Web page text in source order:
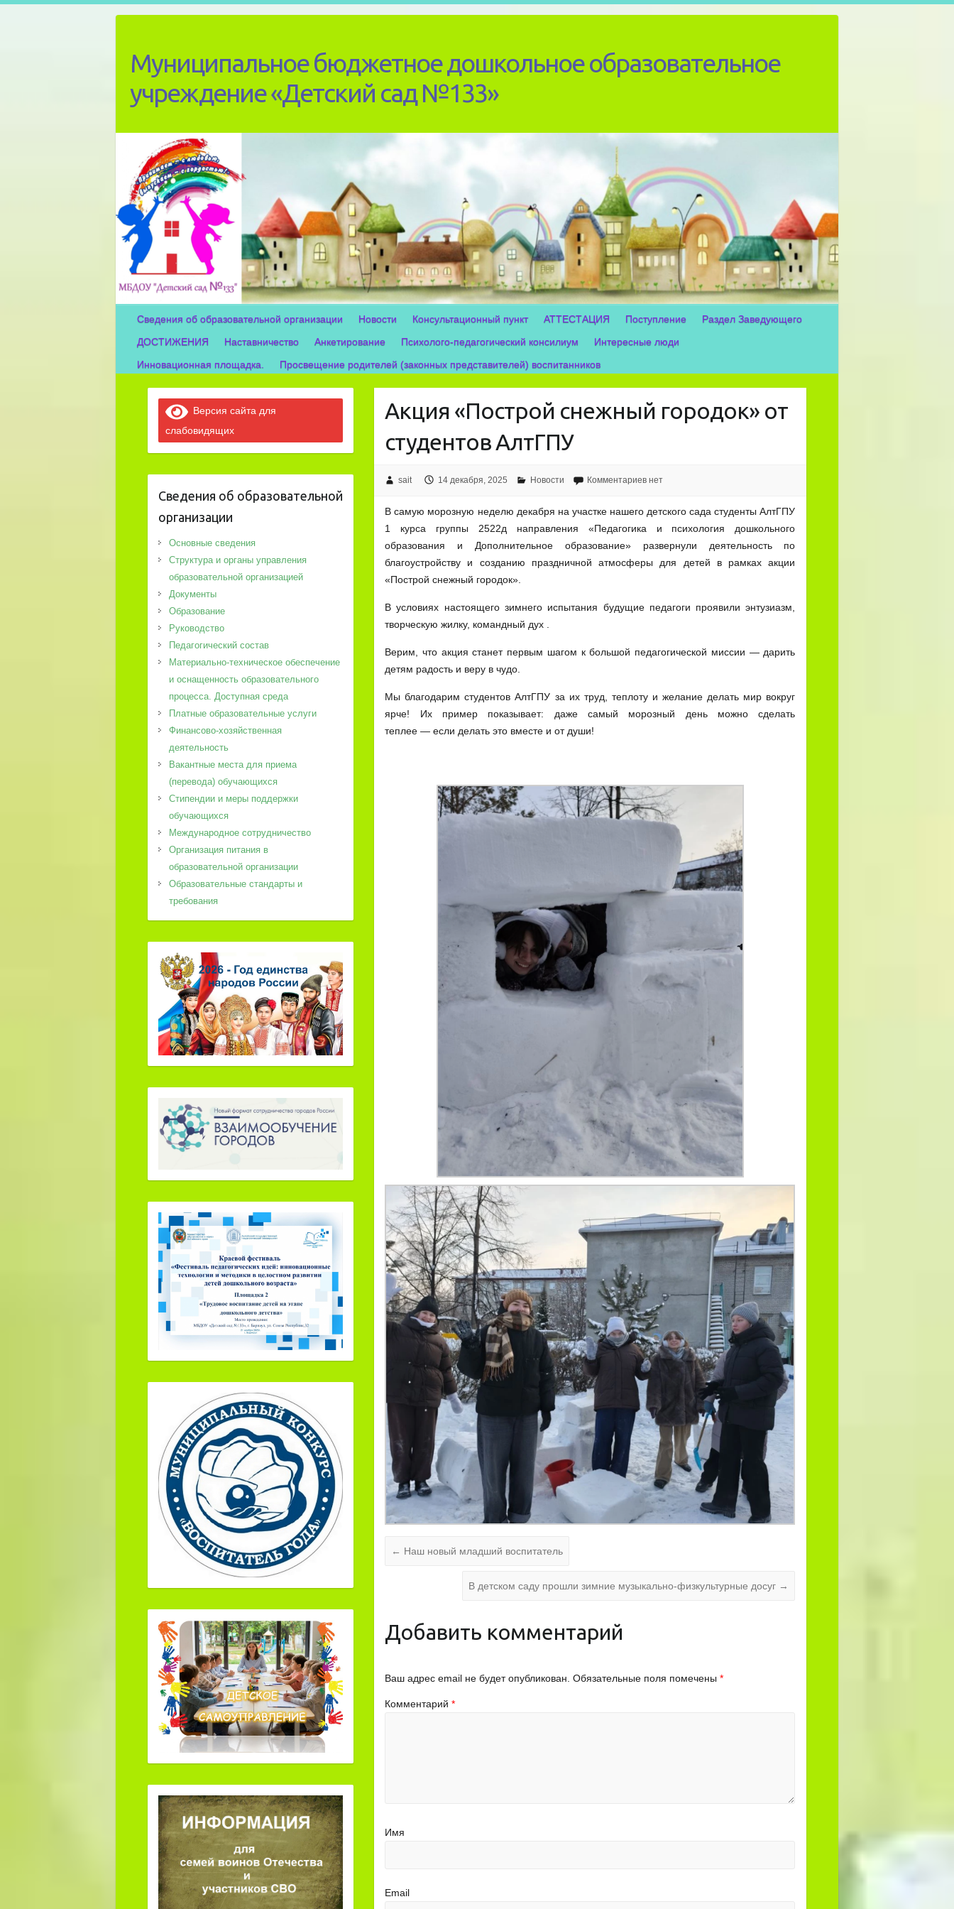
Муниципальное бюджетное дошкольное образовательное
учреждение «Детский сад №133»
Сведения об образовательной организации Новости Консультационный пункт АТТЕСТАЦИЯ Поступление
Раздел Заведующего
ДОСТИЖЕНИЯ
Наставничество Анкетирование Психолого-педагогический консилиум
Интересные люди
Инновационная площадка.
Просвещение родителей (законных представителей) воспитанников
Акция «Построй снежный городок» от
студентов АлтГПУ
sait 14 декабря, 2025 Новости Комментариев нет
В самую морозную неделю декабря на участке нашего детского сада студенты АлтГПУ
1 курса группы 2522д направления «Педагогика и психология дошкольного
образования и Дополнительное образование» развернули деятельность по
благоустройству и созданию праздничной атмосферы для детей в рамках акции
«Построй снежный городок».
В условиях настоящего зимнего испытания будущие педагоги проявили энтузиазм,
творческую жилку, командный дух .
Верим, что акция станет первым шагом к большой педагогической миссии — дарить
детям радость и веру в чудо.
Мы благодарим студентов АлтГПУ за их труд, теплоту и желание делать мир вокруг
ярче! Их пример показывает: даже самый морозный день можно сделать
теплее — если делать это вместе и от души!
← Наш новый младший воспитатель
В детском саду прошли зимние музыкально‑физкультурные досуг →
Добавить комментарий
Ваш адрес email не будет опубликован. Обязательные поля помечены*
Комментарий*
Имя
Email
Версия сайта для
слабовидящих
Сведения об образовательной
организации
Основные сведения
Структура и органы управления
образовательной организацией
Документы
Образование
Руководство
Педагогический состав
Материально-техническое обеспечение
и оснащенность образовательного
процесса. Доступная среда
Платные образовательные услуги
Финансово-хозяйственная
деятельность
Вакантные места для приема
(перевода) обучающихся
Стипендии и меры поддержки
обучающихся
Международное сотрудничество
Организация питания в
образовательной организации
Образовательные стандарты и
требования